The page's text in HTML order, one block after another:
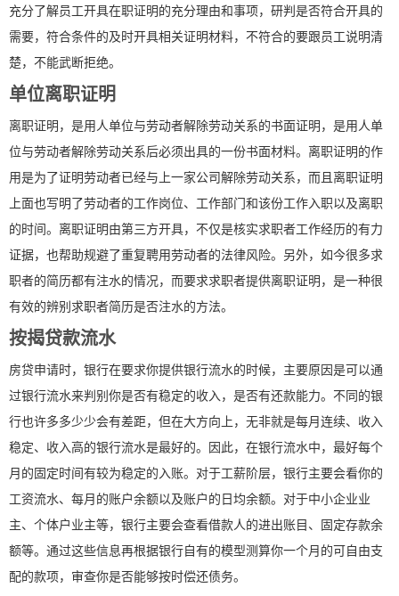
充分了解员工开具在职证明的充分理由和事项，研判是否符合开具的
需要，符合条件的及时开具相关证明材料，不符合的要跟员工说明清
楚，不能武断拒绝。
单位离职证明
离职证明，是用人单位与劳动者解除劳动关系的书面证明，是用人单
位与劳动者解除劳动关系后必须出具的一份书面材料。离职证明的作
用是为了证明劳动者已经与上一家公司解除劳动关系，而且离职证明
上面也写明了劳动者的工作岗位、工作部门和该份工作入职以及离职
的时间。离职证明由第三方开具，不仅是核实求职者工作经历的有力
证据，也帮助规避了重复聘用劳动者的法律风险。另外，如今很多求
职者的简历都有注水的情况，而要求求职者提供离职证明，是一种很
有效的辨别求职者简历是否注水的方法。
按揭贷款流水
房贷申请时，银行在要求你提供银行流水的时候，主要原因是可以通
过银行流水来判别你是否有稳定的收入，是否有还款能力。不同的银
行也许多多少少会有差距，但在大方向上，无非就是每月连续、收入
稳定、收入高的银行流水是最好的。因此，在银行流水中，最好每个
月的固定时间有较为稳定的入账。对于工薪阶层，银行主要会看你的
工资流水、每月的账户余额以及账户的日均余额。对于中小企业业
主、个体户业主等，银行主要会查看借款人的进出账目、固定存款余
额等。通过这些信息再根据银行自有的模型测算你一个月的可自由支
配的款项，审查你是否能够按时偿还债务。